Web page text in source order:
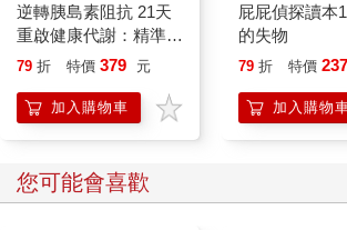
逆轉胰島素阻抗 21天
重啟健康代謝：精準控
糖、有效減重、降低發
復力！
79 折 特價 379 元
加入購物車
屁屁偵探讀本
的失物
79 折 特價 237
加入購物
您可能會喜歡